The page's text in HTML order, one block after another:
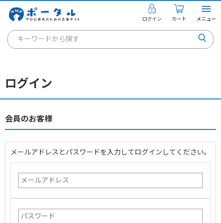
ログイン カート メニュー
キーワードから探す
通信講座
講座を探す
個人のお客様
法人のお客様
ログイン
会員のお客様
メールアドレスとパスワードを入力してログインしてください。